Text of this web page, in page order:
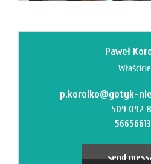
Paweł
Właściciel
p.korolko@gotyk-
509 092
send